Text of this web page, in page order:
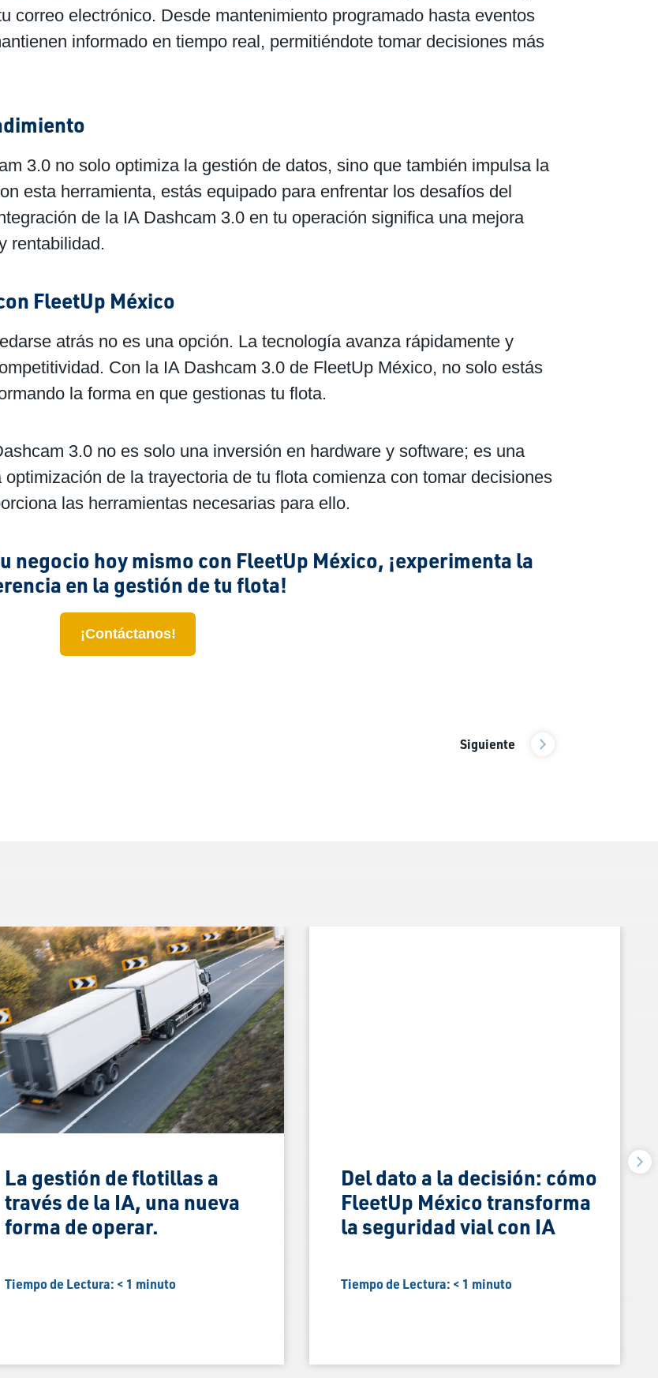
correo electrónico. Desde mantenimiento programado hasta eventos
informado en tiempo real, permitiéndote tomar decisiones más
3.0 no solo optimiza la gestión de datos, sino que también impulsa la
esta herramienta, estás equipado para enfrentar los desafíos del
de la IA Dashcam 3.0 en tu operación significa una mejora
rentabilidad.
FleetUp México
atrás no es una opción. La tecnología avanza rápidamente y
Con la IA Dashcam 3.0 de FleetUp México, no solo estás
la forma en que gestionas tu flota.
3.0 no es solo una inversión en hardware y software; es una
de la trayectoria de tu flota comienza con tomar decisiones
las herramientas necesarias para ello.
negocio hoy mismo con FleetUp México, ¡experimenta la
en la gestión de tu flota!
¡Contáctanos!
Post
Siguiente
La gestión de flotillas a
través de la IA, una nueva
forma de operar.
Tiempo de Lectura: < 1 minuto
Del dato a la decisión: cómo
FleetUp México transforma
la seguridad vial con IA
Tiempo de Lectura: < 1 minuto